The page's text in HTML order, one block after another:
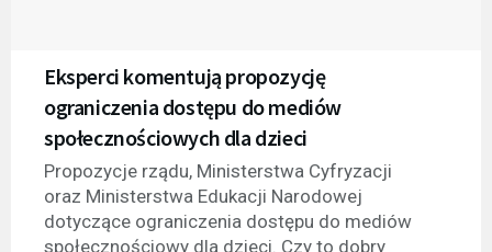
Eksperci komentują propozycję
ograniczenia dostępu do mediów
społecznościowych dla dzieci
Propozycje rządu, Ministerstwa Cyfryzacji
oraz Ministerstwa Edukacji Narodowej
dotyczące ograniczenia dostępu do mediów
społecznościowy dla dzieci. Czy to dobry